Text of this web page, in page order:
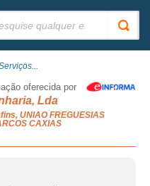
oferecida por
Lda
UNIAO FREGUESIAS
CAXIAS